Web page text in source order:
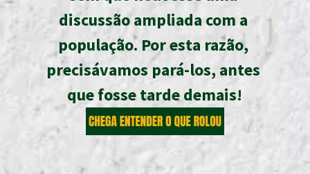
discussão ampliada com a
população. Por esta razão,
precisávamos pará-los, antes
que fosse tarde demais!